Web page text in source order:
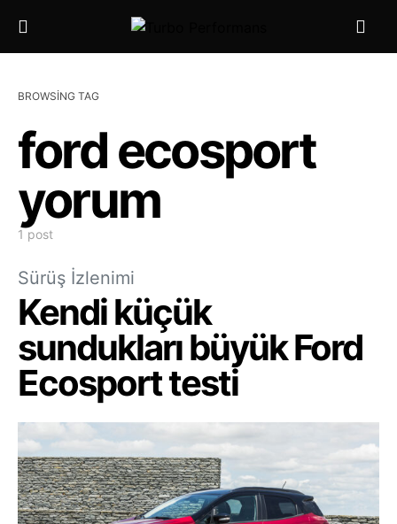
BROWSING TAG
ford ecosport
yorum
1 post
Sürüş İzlenimi
Kendi küçük
sundukları büyük Ford
Ecosport testi